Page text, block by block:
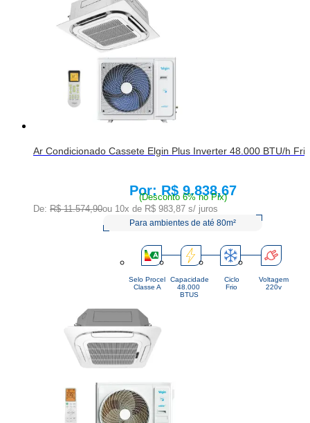
Ar Condicionado Cassete Elgin Plus Inverter 48.000 BTU/h
Price:
R$ 9.838,67
(Desconto 6% no Pix)
De: R$ 11.574,90ou 10x de R$ 983,87 s/ juros
Para ambientes de até 80m²
Selo Procel
Classe A
Capacidade
48.000
BTUS
Ciclo
Frio
Voltagem
220v